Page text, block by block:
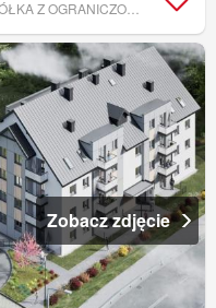
Zobacz zdjęcie